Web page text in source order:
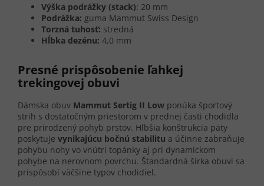
Výška podrážky (stack): 20 mm
Podrážka: guma Mammut Swiss Design
Torzná tuhosť: stredná
Hĺbka dezénu: 4,0 mm
Presné prispôsobenie ľahkej
trekingovej obuvi
Dámska obuv Mammut Sertig II Low ponúka športový
strih s dostatočným priestorom v prednej časti chodidla
pre prirodzený pohyb prstov. Hlbšia konštrukcia päty
poskytuje vynikajúcu bočnú stabilitu a účinne zabraňuje
pohybu nohy vo vnútri topánky aj pri dynamickom
pohybe na nerovnom povrchu. Štandardná šírka obuvi sa
prispôsobí väčšine typov chodidiel.